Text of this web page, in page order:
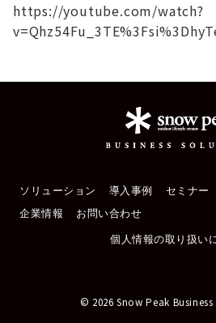
https://youtube.com/watch?
ソリューション 導入事例 セミナー
企業情報
お問い合わせ
個人情報の取り扱い
© 2026 Snow Peak